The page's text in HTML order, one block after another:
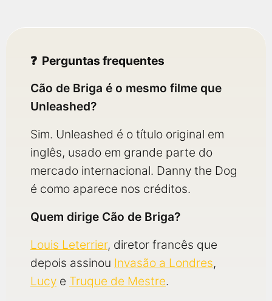
Perguntas frequentes
Cão de Briga é o mesmo filme que
Unleashed?
Sim. Unleashed é o título original em
inglês, usado em grande parte do
mercado internacional. Danny the Dog
é como aparece nos créditos.
Quem dirige Cão de Briga?
Louis Leterrier, diretor francês que
depois assinou Invasão a Londres,
Lucy e Truque de Mestre.